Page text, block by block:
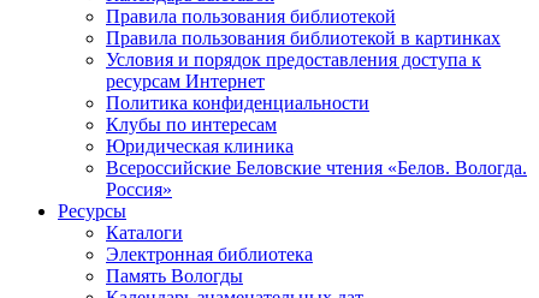
Правила пользования библиотекой
Правила пользования библиотекой в картинках
Условия и порядок предоставления доступа к
ресурсам Интернет
Политика конфиденциальности
Клубы по интересам
Юридическая клиника
Всероссийские Беловские чтения «Белов. Вологда.
Россия»
Ресурсы
Каталоги
Электронная библиотека
Память Вологды